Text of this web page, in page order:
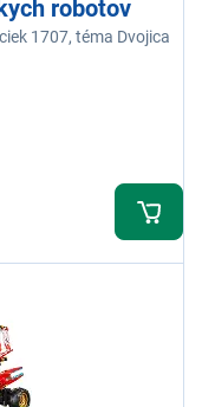
robotov
1707, téma Dvojica